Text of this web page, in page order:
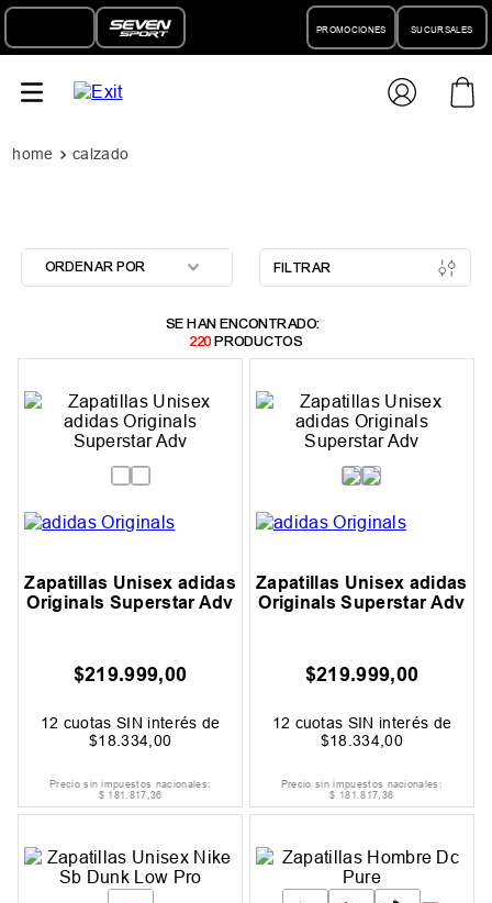
PROMOCIONES SUCURSALES
calzado
ORDENAR POR FILTRAR
220PRODUCTOS
Zapatillas Unisex adidas
Originals Superstar Adv
$219.999,00
12 cuotas SIN interés de
$18.334 00
Precio sin impuestos nacionales:
$ 181.817,36
Zapatillas Unisex adidas
Originals Superstar Adv
$219.999,00
12 cuotas SIN interés de
$18 .334 ,00
Precio sin impuestos nacionales:
$ 181.817,36